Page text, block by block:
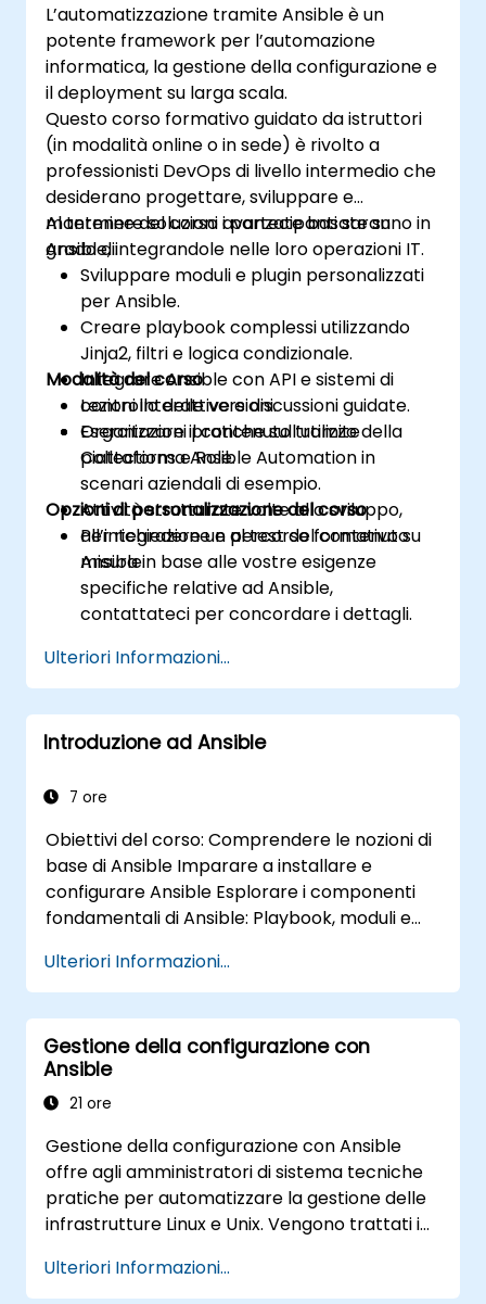
L’automatizzazione tramite Ansible è un
potente framework per l’automazione
informatica, la gestione della configurazione e
il deployment su larga scala.
Questo corso formativo guidato da istruttori
(in modalità online o in sede) è rivolto a
professionisti DevOps di livello intermedio che
desiderano progettare, sviluppare e
mantenere soluzioni avanzate basate su
Ansible, integrandole nelle loro operazioni IT.
Al termine del corso i partecipanti saranno in
grado di:
Sviluppare moduli e plugin personalizzati
per Ansible.
Creare playbook complessi utilizzando
Jinja2, filtri e logica condizionale.
Integrare Ansible con API e sistemi di
controllo delle versioni.
Organizzare il contenuto tramite
Collections e Role.
Modalità del corso
Lezioni interattive e discussioni guidate.
Esercitazioni pratiche sull’utilizzo della
piattaforma Ansible Automation in
scenari aziendali di esempio.
Attività strutturate volte allo sviluppo,
all’integrazione e al test del contenuto
Ansible.
Opzioni di personalizzazione del corso
Per richiedere un percorso formativo su
misura in base alle vostre esigenze
specifiche relative ad Ansible,
contattateci per concordare i dettagli.
Ulteriori Informazioni...
Introduzione ad Ansible
7 ore
Obiettivi del corso: Comprendere le nozioni di
base di Ansible Imparare a installare e
configurare Ansible Esplorare i componenti
fondamentali di Ansible: Playbook, moduli e
automazione mediante Ansible Eseguire i
Playbook di Ansible per gestire e
automatizzare server remoti
Ulteriori Informazioni...
Gestione della configurazione con
Ansible
21 ore
Gestione della configurazione con Ansible
offre agli amministratori di sistema tecniche
pratiche per automatizzare la gestione delle
infrastrutture Linux e Unix. Vengono trattati i
funzioni di ruolo, alla gestione dell'inventario e
Ulteriori Informazioni...